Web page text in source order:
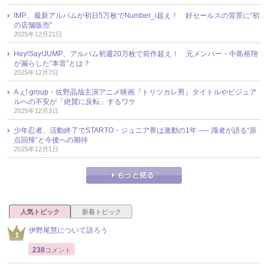
IMP.、最新アルバムが初日5万枚でNumber_i超え！ 好セールスの背景に“初
の店舗販売”
2025年12月21日
Hey!Say!JUMP、アルバム初週20万枚で前作超え！ 元メンバー・中島裕翔
が漏らした“本音”とは？
2025年12月7日
Aぇ! group・佐野晶哉主演アニメ映画『トリツカレ男』タイトルやビジュア
ルへの不安が「絶賛に反転」するワケ
2025年12月3日
少年忍者、活動終了でSTARTO・ジュニア界は激動の1年 ── 識者が語る“原
点回帰”と今後への期待
2025年12月1日
人気トピック 新着トピック
伊野尾慧について語ろう
238コメント